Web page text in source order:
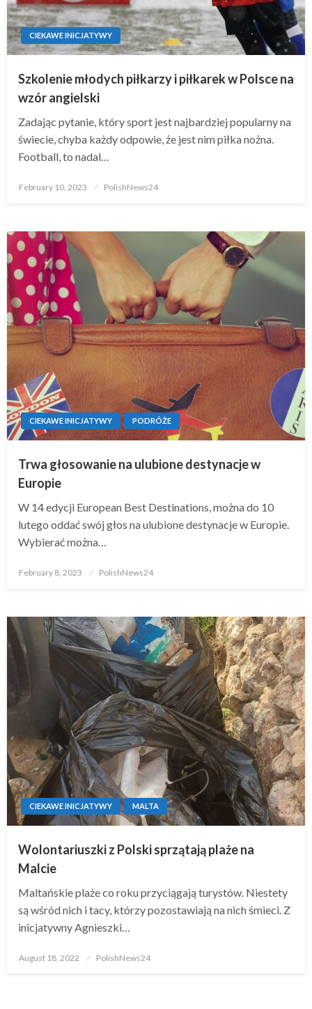
CIEKAWE INICJATYWY
Szkolenie młodych piłkarzy i piłkarek w Polsce na
wzór angielski
Zadając pytanie, który sport jest najbardziej popularny na
świecie, chyba każdy odpowie, że jest nim piłka nożna.
Football, to nadal…
Posted
February 10, 2023 PolishNews24
CIEKAWE INICJATYWY PODRÓŻE
Trwa głosowanie na ulubione destynacje w
Europie
W 14 edycji European Best Destinations, można do 10
lutego oddać swój głos na ulubione destynacje w Europie.
Wybierać można…
Posted
February 8, 2023 PolishNews24
CIEKAWE INICJATYWY MALTA
Wolontariuszki z Polski sprzątają plaże na
Malcie
Maltańskie plaże co roku przyciągają turystów. Niestety
są wśród nich i tacy, którzy pozostawiają na nich śmieci. Z
inicjatywny Agnieszki…
Posted
August 18, 2022 PolishNews24